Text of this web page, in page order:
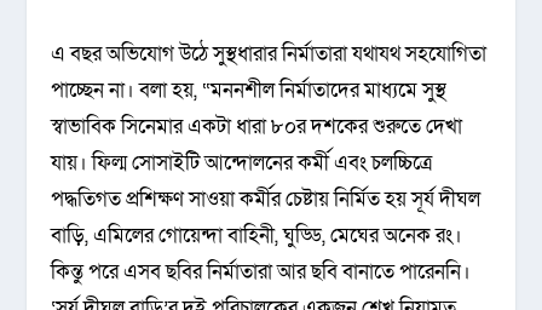
এ বছর অভিযোগ উঠে সুস্থধারার নির্মাতারা যথাযথ সহযোগিতা
পাচ্ছেন না। বলা হয়, “মননশীল নির্মাতাদের মাধ্যমে সুস্থ
স্বাভাবিক সিনেমার একটা ধারা ৮০র দশকের শুরুতে দেখা
যায়। ফিল্ম সোসাইটি আন্দোলনের কর্মী এবং চলচ্চিত্রে
পদ্ধতিগত প্রশিক্ষণ সাওয়া কর্মীর চেষ্টায় নির্মিত হয় সূর্য দীঘল
বাড়ি, এমিলের গোয়েন্দা বাহিনী, ঘুড্ডি, মেঘের অনেক রং।
কিন্তু পরে এসব ছবির নির্মাতারা আর ছবি বানাতে পারেননি।